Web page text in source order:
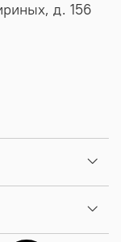
д. 156